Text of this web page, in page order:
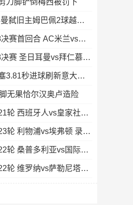
刀脚铲倒梅西被罚下
2月15日 欧冠-科曼弑旧主姆巴佩2球越位无效
2月15日 欧冠1/8决赛首回合 AC米兰vs热刺 录像 集锦
2月15日 欧冠1/8决赛 圣日耳曼vs拜仁慕尼黑 录像 集锦
2月14日 马萨雷塞3.81秒进球刷新意大利历史
无果恰尔汉奥卢造险
2月14日 西甲第21轮 西班牙人vs皇家社会 录像 集锦
2月14日 英超第23轮 利物浦vs埃弗顿 录像 集锦
2月14日 意甲第22轮 桑普多利亚vs国际米兰 录像 集锦
2月14日 意甲第22轮 维罗纳vs萨勒尼塔纳 录像 集锦